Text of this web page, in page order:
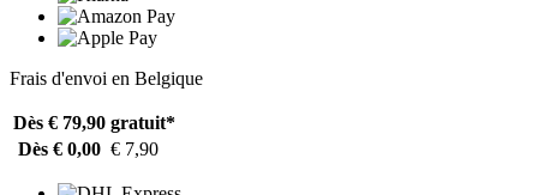
Frais d'envoi en Belgique
Dès € 79,90 gratuit*
Dès € 0,00 € 7,90